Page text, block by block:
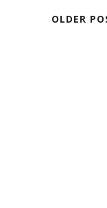
OLDER